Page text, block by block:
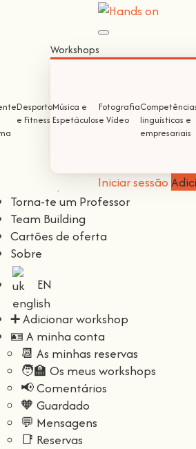
Iniciar sessão
Facebook
Google
Torna-te um Professor
Team Building
Cartões de oferta
Sobre
EN
➕ Adicionar workshop
🪪 A minha conta
📆 As minhas reservas
🧑‍🏫 Os meus workshops
📢 Comentários
🧡 Guardado
💬 Mensagens
📑 Reservas
Workshops
Desporto
e Fitness
Música e
Espetáculos
Fotografia
e Vídeo
linguísticas e
empresariais
Iniciar sessão